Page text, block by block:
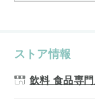
ストア情報
飲料 食品専